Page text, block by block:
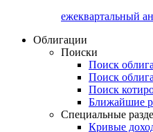
ежеквартальный
Облигации
Поиски
Поиск
Поиск
Поиск
Ближайшие
Специальные
Кривые